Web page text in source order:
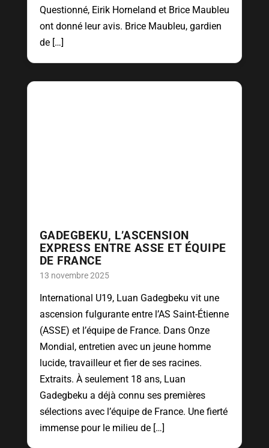
Questionné, Eirik Horneland et Brice Maubleu
ont donné leur avis. Brice Maubleu, gardien
de […]
GADEGBEKU, L’ASCENSION
EXPRESS ENTRE ASSE ET ÉQUIPE
DE FRANCE
13 novembre 2025
International U19, Luan Gadegbeku vit une
ascension fulgurante entre l’AS Saint-Étienne
(ASSE) et l’équipe de France. Dans Onze
Mondial, entretien avec un jeune homme
lucide, travailleur et fier de ses racines.
Extraits. À seulement 18 ans, Luan
Gadegbeku a déjà connu ses premières
sélections avec l’équipe de France. Une fierté
immense pour le milieu de […]